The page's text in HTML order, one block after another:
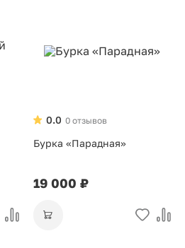
0 отзывов
0.0
Бурка «Парадная»
19 000 ₽